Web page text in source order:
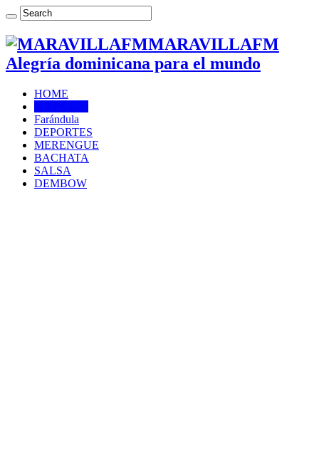
MARAVILLAFM
Alegría dominicana para el mundo
HOME
Farándula
DEPORTES
MERENGUE
BACHATA
SALSA
DEMBOW